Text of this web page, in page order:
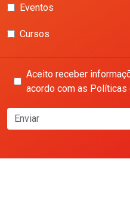
Eventos
Cursos
Aceito receber
acordo com as Políticas
Enviar